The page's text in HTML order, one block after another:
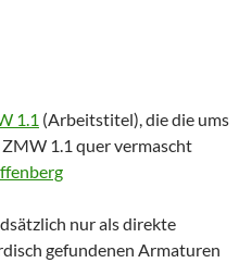
1.1 (Arbeitstitel), die die ums
1.1 quer vermascht
nur als direkte
gefundenen Armaturen